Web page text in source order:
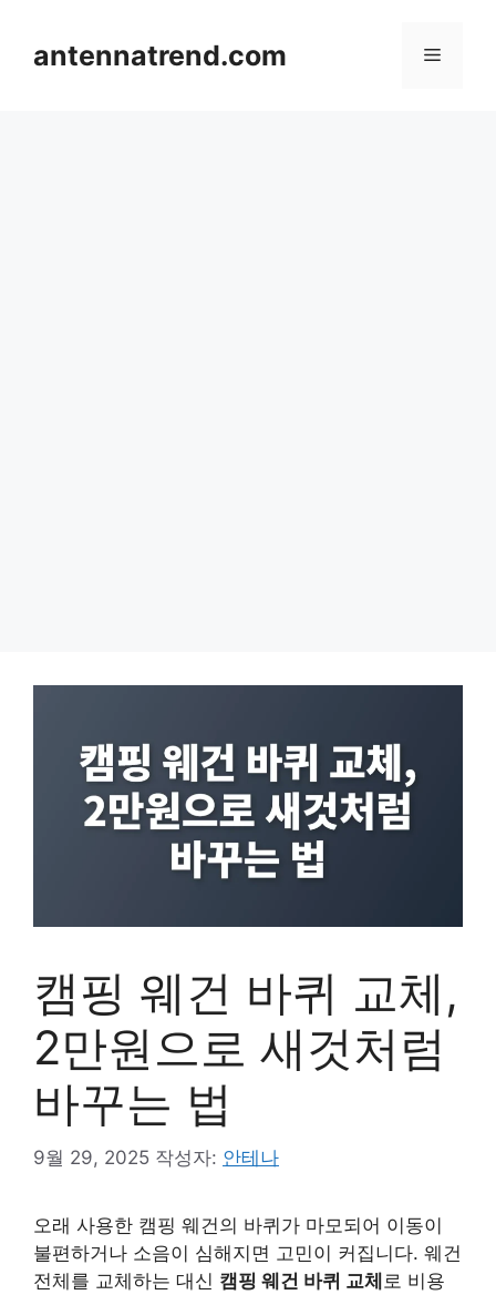
antennatrend.com 메
캠핑 웨건 바퀴 교체,
2만원으로 새것처럼
바꾸는 법
9월 29, 2025 작성자: 안테나
오래 사용한 캠핑 웨건의 바퀴가 마모되어 이동이
불편하거나 소음이 심해지면 고민이 커집니다. 웨건
전체를 교체하는 대신 캠핑 웨건 바퀴 교체 로 비용